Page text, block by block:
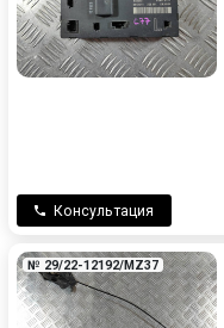
Консультация
№ 29/22-12192/MZ37